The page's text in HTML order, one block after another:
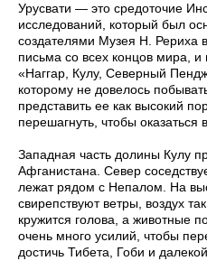
Урусвати — это средоточие
исследований, который был
создателями Музея Н. Рериха
письма со всех концов мира, и
«Наггар, Кулу, Северный
которому не довелось
представить ее как высокий
перешагнуть, чтобы оказаться
Западная часть долины Кулу
Афганистана. Север
лежат рядом с Непалом. На
свирепствуют ветры, воздух
кружится голова, а животные
очень много усилий, чтобы
достичь Тибета, Гоби и